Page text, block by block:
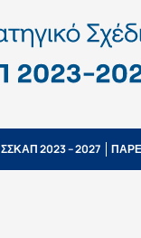
ΣΣΚΑΠ 2023 – 2027